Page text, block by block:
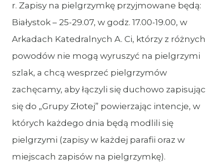
r. Zapisy na pielgrzymkę przyjmowane będą:
Białystok – 25-29.07, w godz. 17.00-19.00, w
Arkadach Katedralnych A. Ci, którzy z różnych
powodów nie mogą wyruszyć na pielgrzymi
szlak, a chcą wesprzeć pielgrzymów
zachęcamy, aby łączyli się duchowo zapisując
się do „Grupy Złotej” powierzając intencje, w
których każdego dnia będą modlili się
pielgrzymi (zapisy w każdej parafii oraz w
miejscach zapisów na pielgrzymkę).